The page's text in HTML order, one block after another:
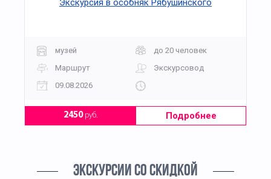
Экскурсия в особняк Рябушинского
музей
до 20 человек
Маршрут
Экскурсовод
09.08.2026
2450руб. Подробнее
ЭКСКУРСИИ СО СКИДКОЙ